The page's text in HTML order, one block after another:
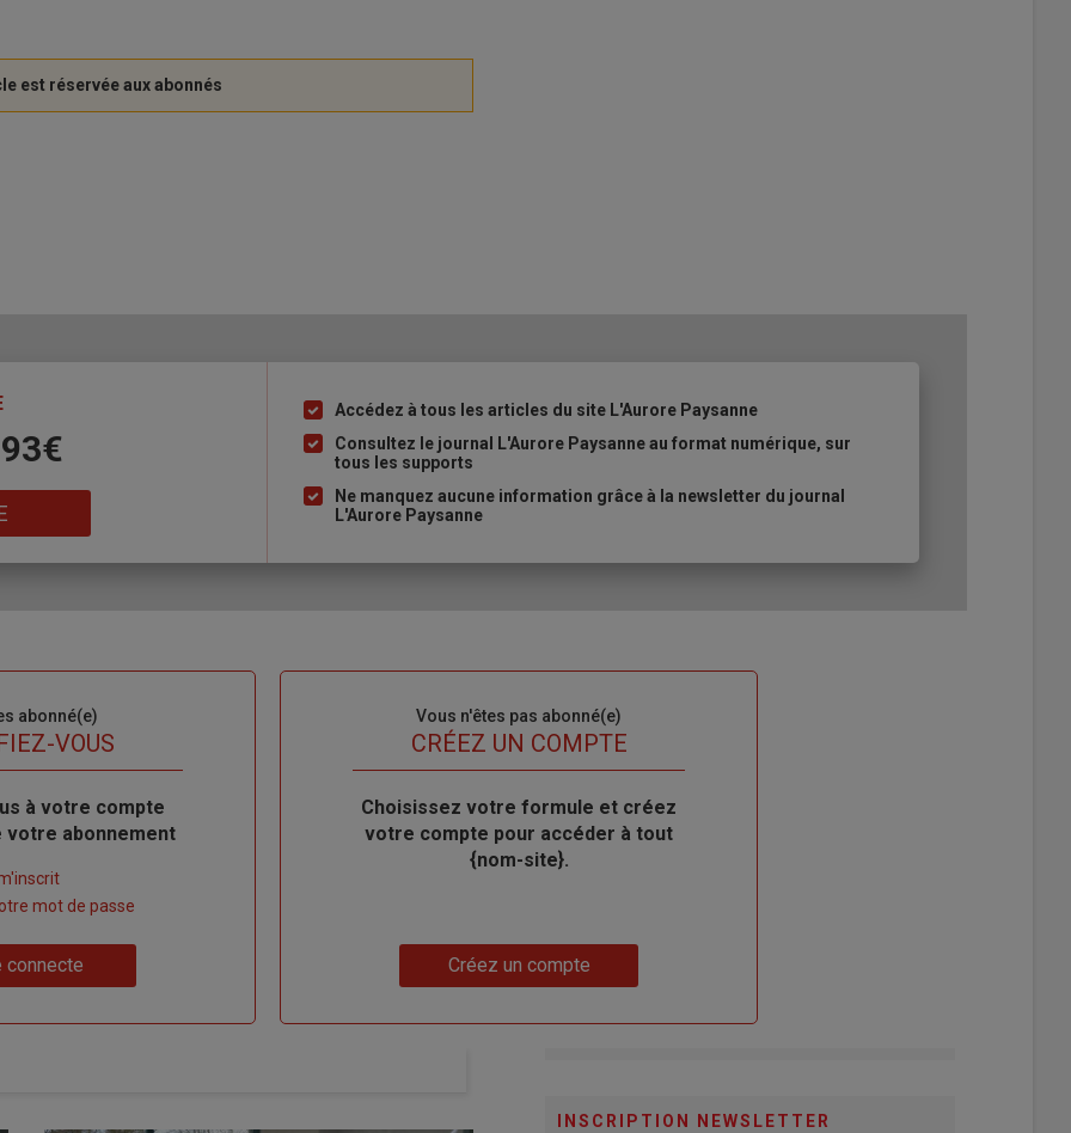
Liste
à
puce
Accédez à tous les articles du site L'Aurore Paysanne
Consultez le journal L'Aurore Paysanne au format numérique, sur
tous les supports
Ne manquez aucune information grâce à la newsletter du journal
L'Aurore Paysanne
abonné(e)
VOUS
à votre compte
abonnement
mot de passe
connecte
Vous n'êtes pas abonné(e)
TITRECRÉEZ UN COMPTE
Body
Choisissez votre formule et créez
votre compte pour accéder à tout
{nom-site}.
Créez un compte
INSCRIPTION NEWSLETTER